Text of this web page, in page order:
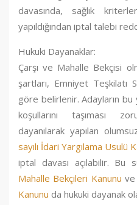
davasında, sağlık
yapıldığından iptal talebi
Hukuki Dayanaklar:
Çarşı ve Mahalle Bekçisi
şartları, Emniyet Teşkilatı
göre belirlenir. Adayların
koşullarını taşıması
dayanılarak yapılan
sayılı İdari Yargılama Usulü
iptal davası açılabilir. Bu
Mahalle Bekçileri Kanunu
Kanunu da hukuki dayanak